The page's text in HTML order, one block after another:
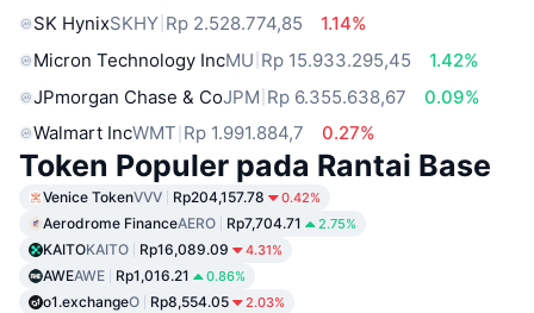
SK HynixSKHY Rp 2.528.774,85
1.14%
Micron Technology IncMU Rp 15.933.295,45
1.42%
JPmorgan Chase & CoJPM Rp 6.355.638,67
0.09%
Walmart IncWMT Rp 1.991.884,7 0.27%
Token Populer pada Rantai Base
Venice TokenVVV Rp204,157.78 0.42%
Aerodrome FinanceAERO Rp7,704.71 2.75%
KAITOKAITO Rp16,089.09 4.31%
AWEAWE Rp1,016.21 0.86%
o1.exchangeO Rp8,554.05 2.03%